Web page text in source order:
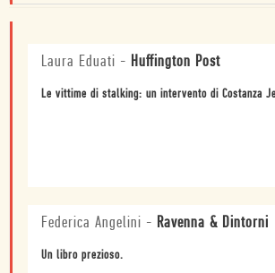
Laura Eduati - Huffington Post
Le vittime di stalking: un intervento di Costanza
Federica Angelini - Ravenna & Dintorni
Un libro prezioso.